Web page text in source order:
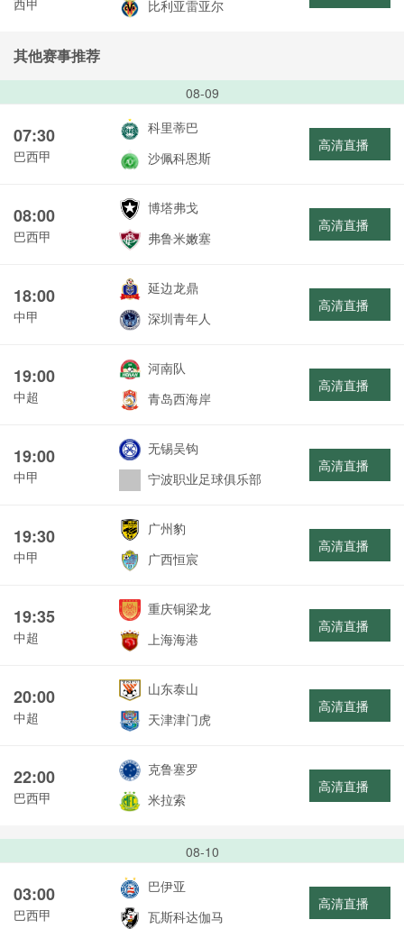
比利亚雷亚尔
其他赛事推荐
08-09
07:30
巴西甲
科里蒂巴
沙佩科恩斯
高清直播
08:00
巴西甲
博塔弗戈
弗鲁米嫩塞
高清直播
18:00
中甲
延边龙鼎
深圳青年人
高清直播
19:00
中超
河南队
青岛西海岸
高清直播
19:00
中甲
无锡吴钩
宁波职业足球俱乐部
高清直播
19:30
中甲
广州豹
广西恒宸
高清直播
19:35
中超
重庆铜梁龙
上海海港
高清直播
20:00
中超
山东泰山
天津津门虎
高清直播
22:00
巴西甲
克鲁塞罗
米拉索
高清直播
08-10
03:00
巴西甲
巴伊亚
瓦斯科达伽马
高清直播